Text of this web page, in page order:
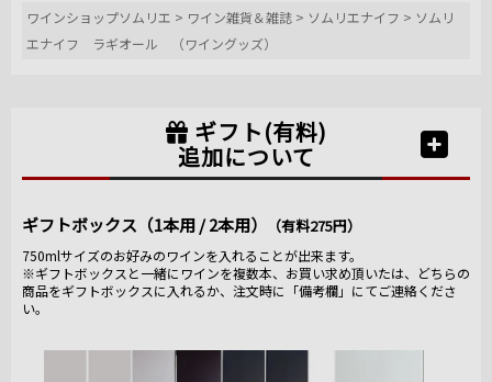
ワインショップソムリエ > ワイン雑貨＆雑誌 > ソムリエナイフ > ソムリ
エナイフ ラギオール （ワイングッズ）
ギフト(有料)
追加について
ギフトボックス（1本用 / 2本用） （有料275円）
750mlサイズのお好みのワインを入れることが出来ます。
※ギフトボックスと一緒にワインを複数本、お買い求め頂いたは、どちらの
商品をギフトボックスに入れるか、注文時に「備考欄」にてご連絡くださ
い。